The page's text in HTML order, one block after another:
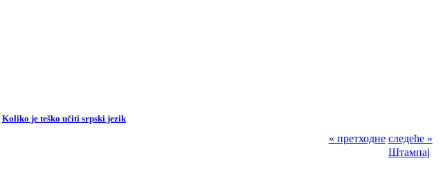
Koliko je teško učiti srpski jezik
« претходне следеће »
Штампај